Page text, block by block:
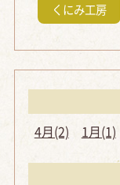
くにみ工房
4月(2)
1月(1)